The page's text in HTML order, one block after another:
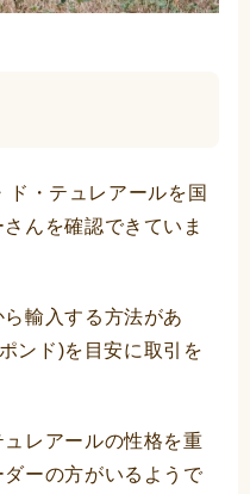
・テュレアールを国
んを確認できていま
輸入する方法があ
ンド)を目安に取引を
レアールの性格を重
ーの方がいるようで